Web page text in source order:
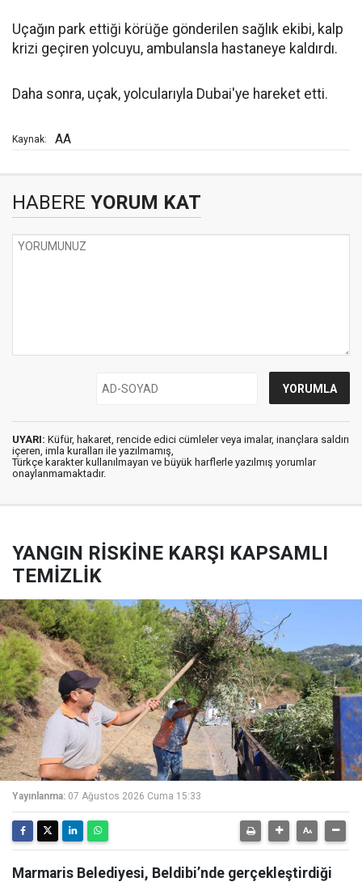
Uçağın park ettiği körüğe gönderilen sağlık ekibi, kalp
krizi geçiren yolcuyu, ambulansla hastaneye kaldırdı.
Daha sonra, uçak, yolcularıyla Dubai'ye hareket etti.
Kaynak: AA
HABERE YORUM KAT
UYARI: Küfür, hakaret, rencide edici cümleler veya imalar, inançlara saldırı
içeren, imla kuralları ile yazılmamış,
Türkçe karakter kullanılmayan ve büyük harflerle yazılmış yorumlar
onaylanmamaktadır.
YANGIN RİSKİNE KARŞI KAPSAMLI
TEMİZLİK
Yayınlanma: 07 Ağustos 2026 Cuma 15:33
Marmaris Belediyesi, Beldibi’nde gerçekleştirdiği